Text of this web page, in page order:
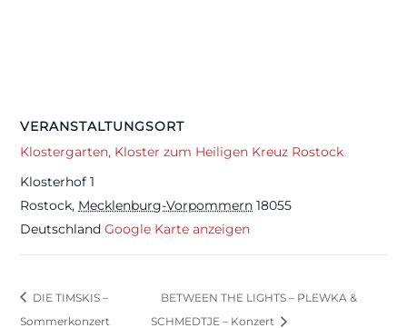
VERANSTALTUNGSORT
Klostergarten, Kloster zum Heiligen Kreuz Rostock
Klosterhof 1
Rostock, Mecklenburg-Vorpommern 18055
Deutschland Google Karte anzeigen
DIE TIMSKIS –
Sommerkonzert
BETWEEN THE LIGHTS – PLEWKA &
SCHMEDTJE – Konzert